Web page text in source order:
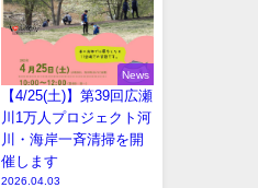
News
【4/25(土)】第39回広瀬
川1万人プロジェクト河
川・海岸一斉清掃を開
催します
2026.04.03